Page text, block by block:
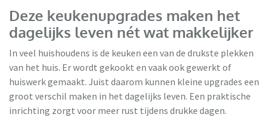
Deze keukenupgrades maken het
dagelijks leven nét wat makkelijker
In veel huishoudens is de keuken een van de drukste plekken
van het huis. Er wordt gekookt en vaak ook gewerkt of
huiswerk gemaakt. Juist daarom kunnen kleine upgrades een
groot verschil maken in het dagelijks leven. Een praktische
inrichting zorgt voor meer rust tijdens drukke dagen.